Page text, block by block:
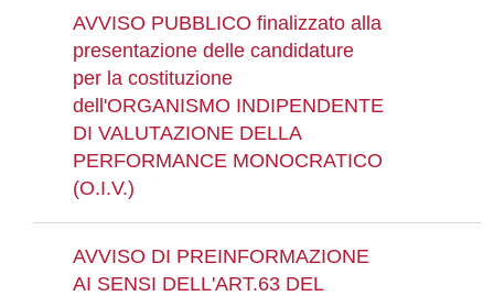
AVVISO PUBBLICO finalizzato alla
presentazione delle candidature
per la costituzione
dell'ORGANISMO INDIPENDENTE
DI VALUTAZIONE DELLA
PERFORMANCE MONOCRATICO
(O.I.V.)
AVVISO DI PREINFORMAZIONE
AI SENSI DELL'ART.63 DEL